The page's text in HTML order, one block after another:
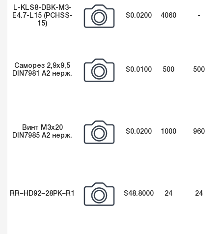
L-KLS8-DBK-M3-
E4.7-L15 (PCHSS-
15)
$0.0200 4060 -
Саморез 2,9х9,5
DIN7981 А2 нерж.
$0.0100 500 500
Винт М3х20
DIN7985 А2 нерж.
$0.0200 1000 960
RR−HD92−28PK−R1 $48.8000 24 24